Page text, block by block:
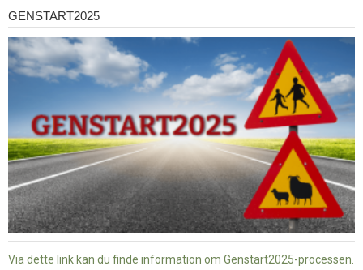
Genstart2025
GENSTART2025
Via dette link kan du finde information om Genstart2025-processen.